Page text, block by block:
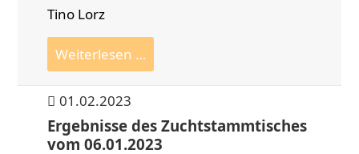
Tino Lorz
Weiterlesen …
des
europäischen
"
Varroaresistenz
01.02.2023
Ergebnisse des Zuchtstammtisches
vom 06.01.2023